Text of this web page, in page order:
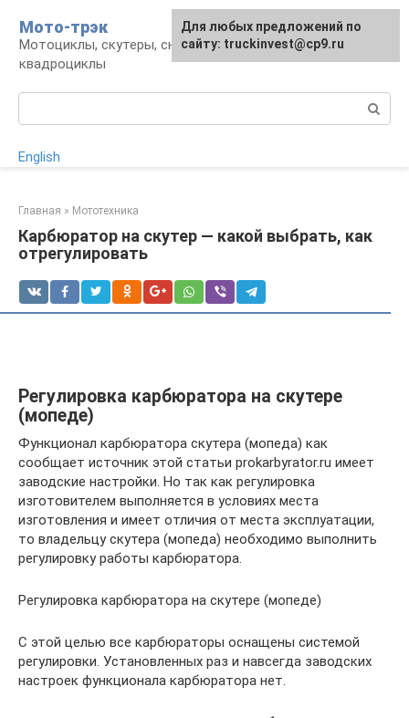
контенту
Мото-трэк
Мотоциклы, скутеры, снегоходы,
квадроциклы
English
Главная » Мототехника
Карбюратор на скутер — какой выбрать, как
отрегулировать
Регулировка карбюратора на скутере
(мопеде)
Функционал карбюратора скутера (мопеда) как
сообщает источник этой статьи prokarbyrator.ru имеет
заводские настройки. Но так как регулировка
изготовителем выполняется в условиях места
изготовления и имеет отличия от места эксплуатации,
то владельцу скутера (мопеда) необходимо выполнить
регулировку работы карбюратора.
Регулировка карбюратора на скутере (мопеде)
С этой целью все карбюраторы оснащены системой
регулировки. Установленных раз и навсегда заводских
настроек функционала карбюратора нет.
Для любых предложений по
сайту: truckinvest@cp9.ru